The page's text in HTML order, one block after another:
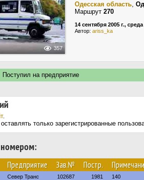
357
Одесская область,
Маршрут 270
14 сентября 2005 г., среда
Автор: ariss_ka
на предприятие
.
только зарегистрированные
Предприятие Зав.№ Постр.
Север Транс 102687 1981 140